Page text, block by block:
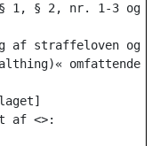
§ 1, § 2, nr. 1-3 og
af straffeloven og
omfattende §
af <>: